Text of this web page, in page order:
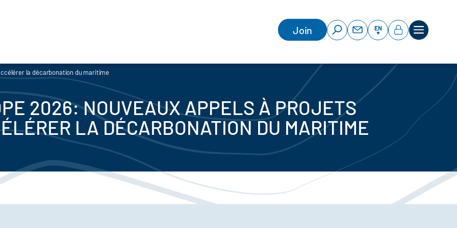
Join EN
la décarbonation du maritime
2026: NOUVEAUX APPELS À PROJETS
LA DÉCARBONATION DU MARITIME